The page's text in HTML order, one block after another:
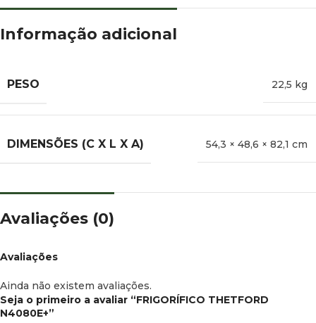
Informação adicional
PESO 22,5 kg
DIMENSÕES (C X L X A) 54,3 × 48,6 × 82,1 cm
Avaliações (0)
Avaliações
Ainda não existem avaliações.
Seja o primeiro a avaliar “FRIGORÍFICO THETFORD
N4080E+”